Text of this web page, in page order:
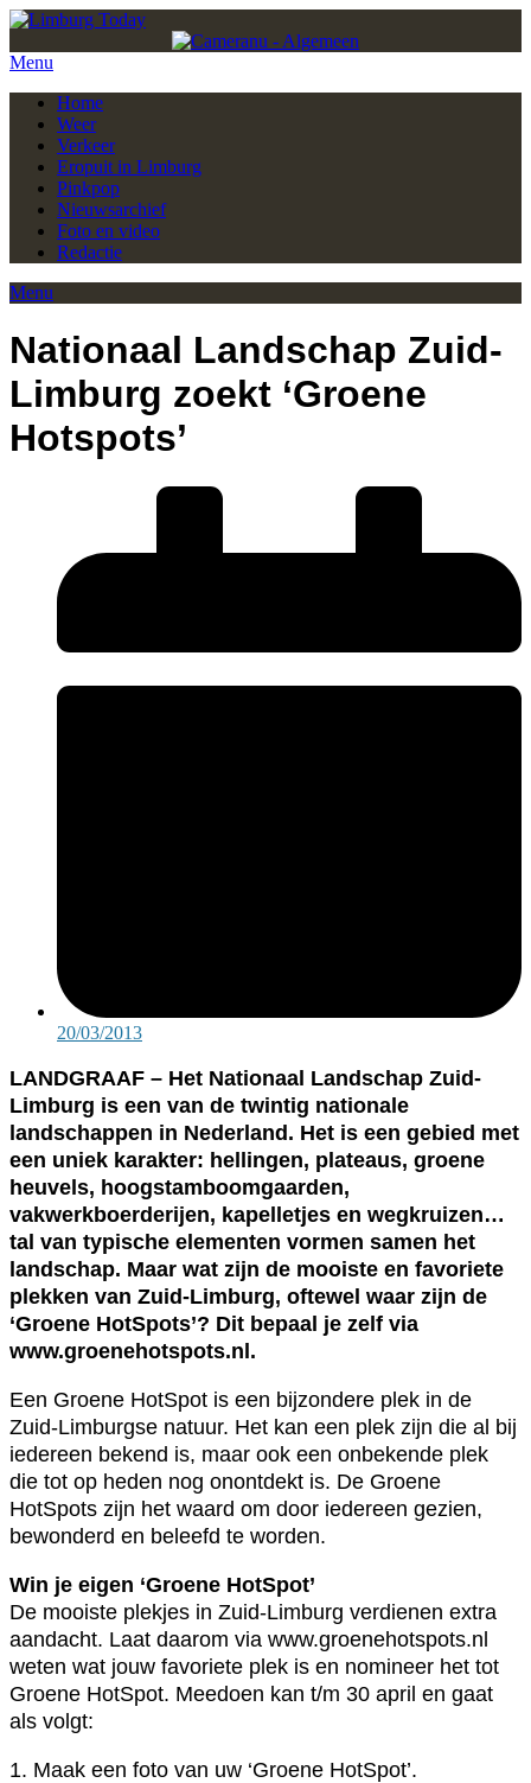
Menu
Home
Weer
Verkeer
Eropuit in Limburg
Pinkpop
Nieuwsarchief
Foto en video
Redactie
Menu
Nationaal Landschap Zuid-
Limburg zoekt ‘Groene
Hotspots’
20/03/2013
LANDGRAAF – Het Nationaal Landschap Zuid-
Limburg is een van de twintig nationale
landschappen in Nederland. Het is een gebied met
een uniek karakter: hellingen, plateaus, groene
heuvels, hoogstamboomgaarden,
vakwerkboerderijen, kapelletjes en wegkruizen…
tal van typische elementen vormen samen het
landschap. Maar wat zijn de mooiste en favoriete
plekken van Zuid-Limburg, oftewel waar zijn de
‘Groene HotSpots’? Dit bepaal je zelf via
www.groenehotspots.nl.
Een Groene HotSpot is een bijzondere plek in de
Zuid-Limburgse natuur. Het kan een plek zijn die al bij
iedereen bekend is, maar ook een onbekende plek
die tot op heden nog onontdekt is. De Groene
HotSpots zijn het waard om door iedereen gezien,
bewonderd en beleefd te worden.
Win je eigen ‘Groene HotSpot’
De mooiste plekjes in Zuid-Limburg verdienen extra
aandacht. Laat daarom via www.groenehotspots.nl
weten wat jouw favoriete plek is en nomineer het tot
Groene HotSpot. Meedoen kan t/m 30 april en gaat
als volgt:
1. Maak een foto van uw ‘Groene HotSpot’.